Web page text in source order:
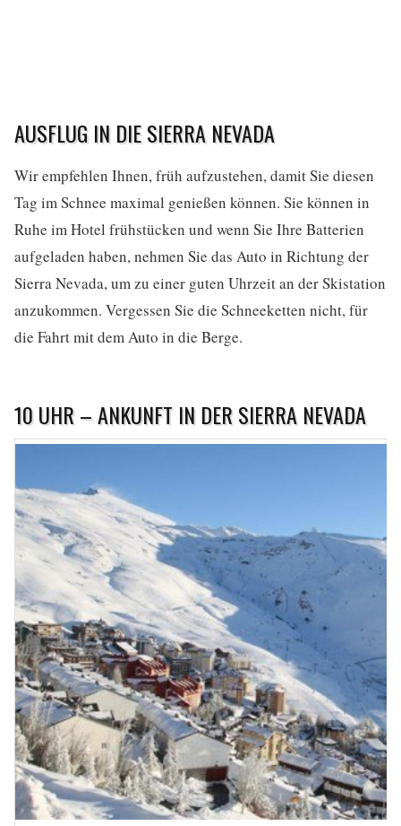
AUSFLUG IN DIE SIERRA NEVADA
Wir empfehlen Ihnen, früh aufzustehen, damit Sie diesen
Tag im Schnee maximal genießen können. Sie können in
Ruhe im Hotel frühstücken und wenn Sie Ihre Batterien
aufgeladen haben, nehmen Sie das Auto in Richtung der
Sierra Nevada, um zu einer guten Uhrzeit an der Skistation
anzukommen. Vergessen Sie die Schneeketten nicht, für
die Fahrt mit dem Auto in die Berge.
10 UHR – ANKUNFT IN DER SIERRA NEVADA